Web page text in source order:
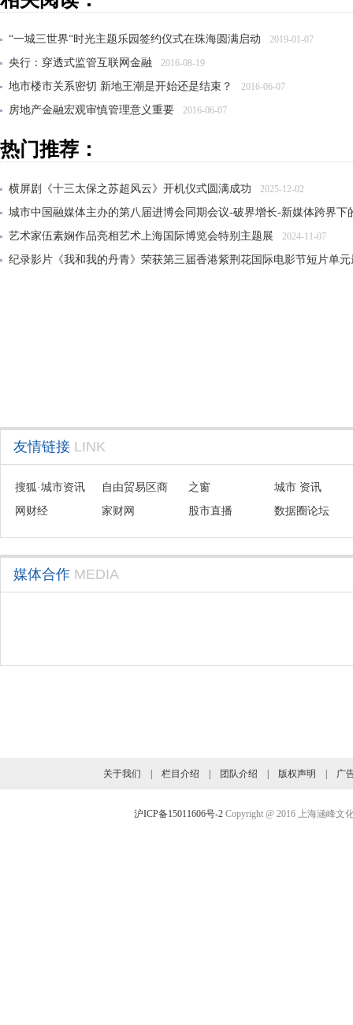
“一城三世界“时光主题乐园签约仪式在珠海圆满启动 2019-01-07
央行：穿透式监管互联网金融 2016-08-19
地市楼市关系密切 新地王潮是开始还是结束？ 2016-06-07
房地产金融宏观审慎管理意义重要 2016-06-07
热门推荐：
横屏剧《十三太保之苏超风云》开机仪式圆满成功 2025-12-02
城市中国融媒体主办的第八届进博会同期会议-破界增长-新媒体跨界下
艺术家伍素娴作品亮相艺术上海国际博览会特别主题展
2024-11-07
纪录影片《我和我的丹青》荣获第三届香港紫荆花国际电影节短片单
友情链接 LINK
搜狐·城市资讯
自由贸易区商
会联盟
之窗
城市 资讯
网财经
家财网 股市直播 数据圈论坛
媒体合作 MEDIA
关于我们 | 栏目介绍 | 团队介绍 | 版权声明 | 广
沪ICP备15011606号-2 Copyright @ 2016 上海涵峰文